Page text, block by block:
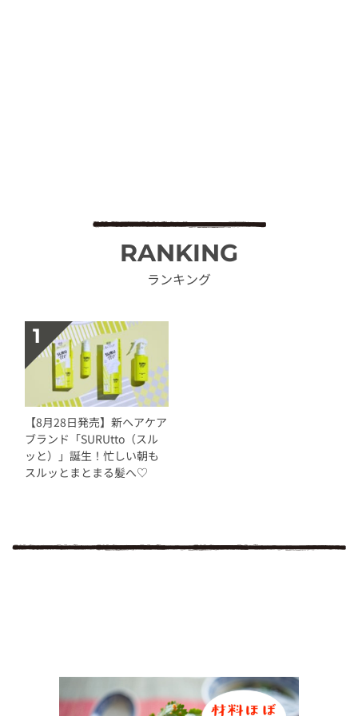
RANKING
ランキング
【8月28日発売】新ヘアケア
ブランド「SURUtto（スル
ッと）」誕生！忙しい朝も
スルッとまとまる髪へ♡